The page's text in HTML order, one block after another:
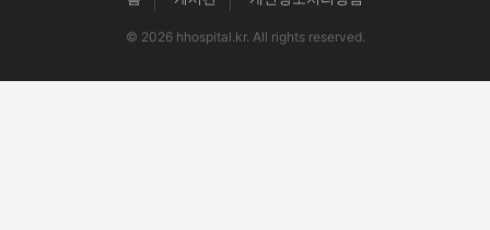
© 2026 hhospital.kr. All rights reserved.